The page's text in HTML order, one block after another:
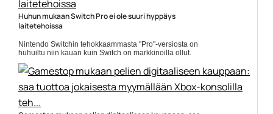
Huhun mukaan Switch Pro ei ole suuri hyppäys
laitetehoissa
Nintendo Switchin tehokkaammasta "Pro"-versiosta on
huhuiltu niin kauan kuin Switch on markkinoilla ollut.
Mitään varmaa tietoa ei ole saatu, mutta huhuja senkin
edestä.... ]]> Lue koko artikkeli:
https://www.gamereactor.fi/uutiset/7199...
Yleinen